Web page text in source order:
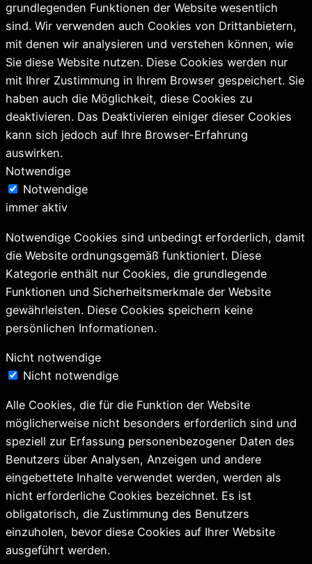
grundlegenden Funktionen der Website wesentlich
sind. Wir verwenden auch Cookies von Drittanbietern,
mit denen wir analysieren und verstehen können, wie
Sie diese Website nutzen. Diese Cookies werden nur
mit Ihrer Zustimmung in Ihrem Browser gespeichert. Sie
haben auch die Möglichkeit, diese Cookies zu
deaktivieren. Das Deaktivieren einiger dieser Cookies
kann sich jedoch auf Ihre Browser-Erfahrung
auswirken.
Notwendige
Notwendige
immer aktiv
Notwendige Cookies sind unbedingt erforderlich, damit
die Website ordnungsgemäß funktioniert. Diese
Kategorie enthält nur Cookies, die grundlegende
Funktionen und Sicherheitsmerkmale der Website
gewährleisten. Diese Cookies speichern keine
persönlichen Informationen.
Nicht notwendige
Nicht notwendige
Alle Cookies, die für die Funktion der Website
möglicherweise nicht besonders erforderlich sind und
speziell zur Erfassung personenbezogener Daten des
Benutzers über Analysen, Anzeigen und andere
eingebettete Inhalte verwendet werden, werden als
nicht erforderliche Cookies bezeichnet. Es ist
obligatorisch, die Zustimmung des Benutzers
einzuholen, bevor diese Cookies auf Ihrer Website
ausgeführt werden.